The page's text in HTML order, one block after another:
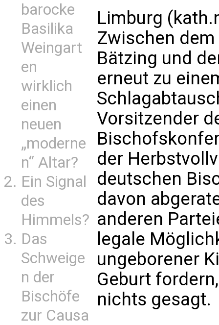
barocke
Basilika
Weingart
en
wirklich
einen
neuen
„moderne
n“ Altar?
Ein Signal
des
Himmels?
Das
Schweige
n der
Bischöfe
zur Causa
Limburg
Zwischen
Bätzing und
erneut zu
Vorsitzender
der
deutschen
davon
anderen
legale
ungeborener
Geburt
nichts gesagt.